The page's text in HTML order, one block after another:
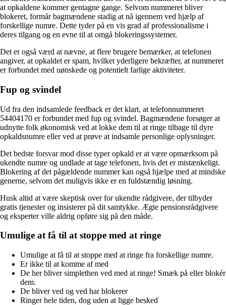
at opkaldene kommer gentagne gange. Selvom nummeret bliver
blokeret, formår bagmændene stadig at nå igennem ved hjælp af
forskellige numre. Dette tyder på en vis grad af professionalisme i
deres tilgang og en evne til at omgå blokeringssystemer.
Det er også værd at nævne, at flere brugere bemærker, at telefonen
angiver, at opkaldet er spam, hvilket yderligere bekræfter, at nummeret
er forbundet med uønskede og potentielt farlige aktiviteter.
Fup og svindel
Ud fra den indsamlede feedback er det klart, at telefonnummeret
54404170 er forbundet med fup og svindel. Bagmændene forsøger at
udnytte folk økonomisk ved at lokke dem til at ringe tilbage til dyre
opkaldsnumre eller ved at prøve at indsamle personlige oplysninger.
Det bedste forsvar mod disse typer opkald er at være opmærksom på
ukendte numre og undlade at tage telefonen, hvis det er mistænkeligt.
Blokering af det pågældende nummer kan også hjælpe med at mindske
generne, selvom det muligvis ikke er en fuldstændig løsning.
Husk altid at være skeptisk over for ukendte rådgivere, der tilbyder
gratis tjenester og insisterer på dit samtykke. Ægte pensionsrådgivere
og eksperter ville aldrig opføre sig på den måde.
Umulige at få til at stoppe med at ringe
Umulige at få til at stoppe med at ringe fra forskellige numre.
Er ikke til at komme af med
De her bliver simplethen ved med at ringe! Smæk på eller blokér
dem.
De bliver ved og ved har blokerer
Ringer hele tiden, dog uden at ligge besked